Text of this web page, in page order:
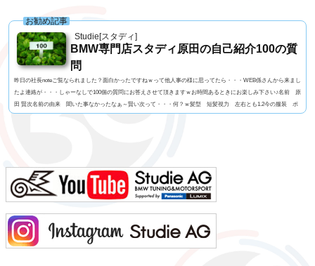
Studie[スタディ]
お勧め記事
BMW専門店スタディ原田の自己紹介100の質
問
昨日の社長noteご覧なられました？面白かったですねｗって他人事の様に思ってたら・・・WEB係さんから来まし
たよ連絡が・・・しゃーなしで100個の質問にお答えさせて頂きますｗお時間あるときにお楽しみ下さい♪名前 原
田 賢次名前の由来 聞いた事なかったなぁ～賢い次って・・・何？ｗ髪型 短髪視力 左右とも1.2今の服装 ポ